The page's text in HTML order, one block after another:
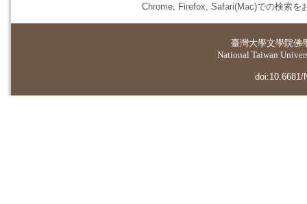
Chrome, Firefox, Safari(Mac)での検索を
臺灣大學文學院佛
National Taiwan
doi:10.6681/